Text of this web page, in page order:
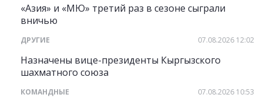
«Азия» и «МЮ» третий раз в сезоне сыграли
вничью
ДРУГИЕ 07.08.2026 12:02
Назначены вице-президенты Кыргызского
шахматного союза
КОМАНДНЫЕ 07.08.2026 10:53